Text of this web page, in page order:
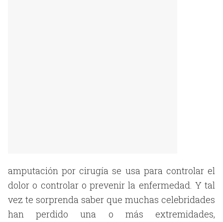
amputación por cirugía se usa para controlar el
dolor o controlar o prevenir la enfermedad. Y tal
vez te sorprenda saber que muchas celebridades
han perdido una o más extremidades,